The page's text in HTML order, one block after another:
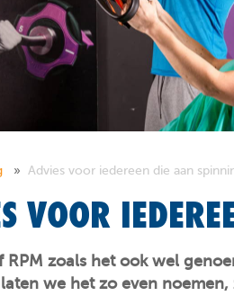
Advies voor iedereen die aan
VOOR
RPM zoals het ook wel
we het zo even